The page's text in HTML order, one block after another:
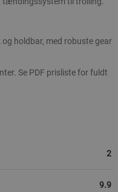
holdbar, med robuste gear
Se PDF prisliste for fuldt
2
9.9